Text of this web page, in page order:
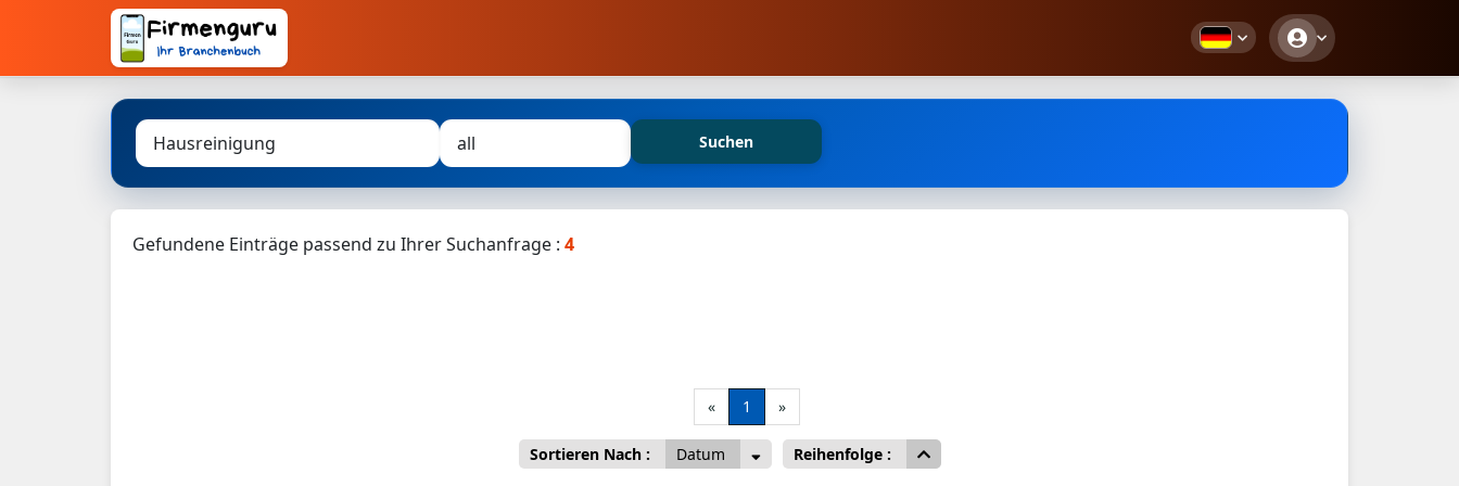
Suchen
Gefundene Einträge passend zu Ihrer Suchanfrage : 4
« 1 »
Sortieren Nach : Datum Reihenfolge :